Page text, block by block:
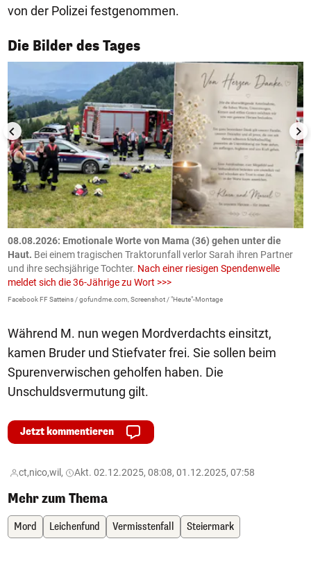
von der Polizei festgenommen.
Die Bilder des Tages
1/50
08.08.2026: Emotionale Worte von Mama (36) gehen unter die
Haut. Bei einem tragischen Traktorunfall verlor Sarah ihren Partner
und ihre sechsjährige Tochter. Nach einer riesigen Spendenwelle
meldet sich die 36-Jährige zu Wort >>>
Facebook FF Satteins / gofundme.com, Screenshot / "Heute"-Montage
Während M. nun wegen Mordverdachts einsitzt,
kamen Bruder und Stiefvater frei. Sie sollen beim
Spurenverwischen geholfen haben. Die
Unschuldsvermutung gilt.
Jetzt kommentieren
ct,nico,wil, Akt. 02.12.2025, 08:08, 01.12.2025, 07:58
Mehr zum Thema
Mord Leichenfund Vermisstenfall Steiermark